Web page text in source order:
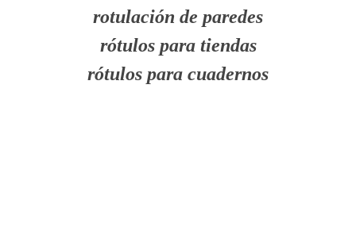
rotulación de paredes
rótulos para tiendas
rótulos para cuadernos